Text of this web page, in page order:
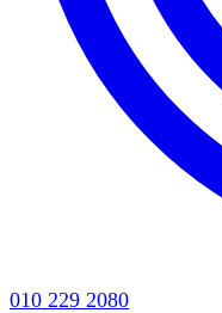
010 229 2080